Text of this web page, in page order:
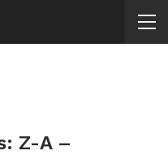
Z-A –